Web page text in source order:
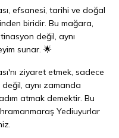
efsanesi, tarihi ve doğal
biridir. Bu mağara,
değil, aynı
sunar. 🌟
ziyaret etmek, sadece
aynı zamanda
atmak demektir. Bu
Yediuyurlar